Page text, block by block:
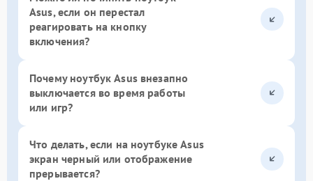
Asus, если он перестал
реагировать на кнопку
включения?
Почему ноутбук Asus внезапно
выключается во время работы
или игр?
Что делать, если на ноутбуке Asus
экран черный или отображение
прерывается?